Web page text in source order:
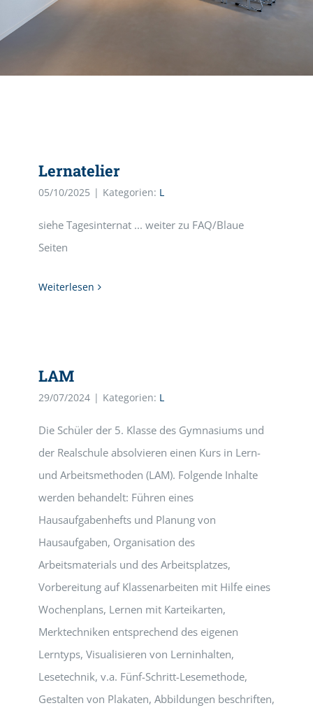
Lernatelier
05/10/2025 | Kategorien: L
siehe Tagesinternat ... weiter zu FAQ/Blaue
Seiten
Weiterlesen
LAM
29/07/2024 | Kategorien: L
Die Schüler der 5. Klasse des Gymnasiums und
der Realschule absolvieren einen Kurs in Lern-
und Arbeitsmethoden (LAM). Folgende Inhalte
werden behandelt: Führen eines
Hausaufgabenhefts und Planung von
Hausaufgaben, Organisation des
Arbeitsmaterials und des Arbeitsplatzes,
Vorbereitung auf Klassenarbeiten mit Hilfe eines
Wochenplans, Lernen mit Karteikarten,
Merktechniken entsprechend des eigenen
Lerntyps, Visualisieren von Lerninhalten,
Lesetechnik, v.a. Fünf-Schritt-Lesemethode,
Gestalten von Plakaten, Abbildungen beschriften,